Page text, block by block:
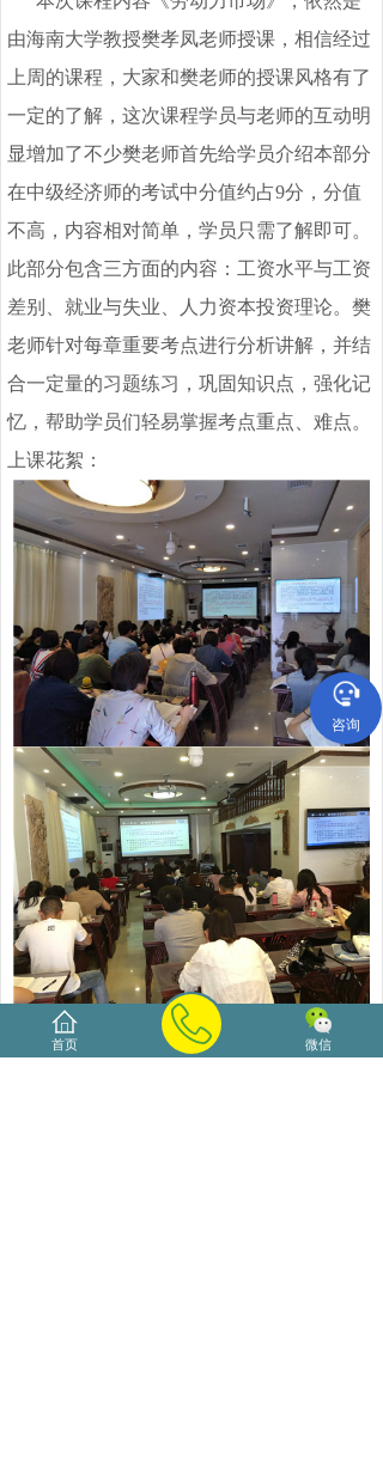
由海南大学教授樊孝凤老师授课，相信经过
上周的课程，大家和樊老师的授课风格有了
一定的了解，这次课程学员与老师的互动明
显增加了不少樊老师首先给学员介绍本部分
在中级经济师的考试中分值约占9分，分值
不高，内容相对简单，学员只需了解即可。
此部分包含三方面的内容：工资水平与工资
差别、就业与失业、人力资本投资理论。樊
老师针对每章重要考点进行分析讲解，并结
合一定量的习题练习，巩固知识点，强化记
忆，帮助学员们轻易掌握考点重点、难点。
上课花絮：
课程结束后，大家纷纷表示，通过老师
首页 微信
咨询